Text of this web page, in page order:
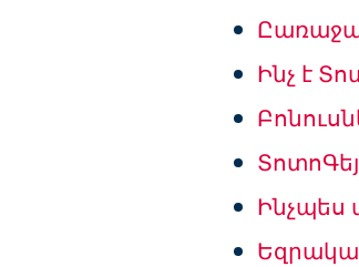
Ինչ է
Ինչպես